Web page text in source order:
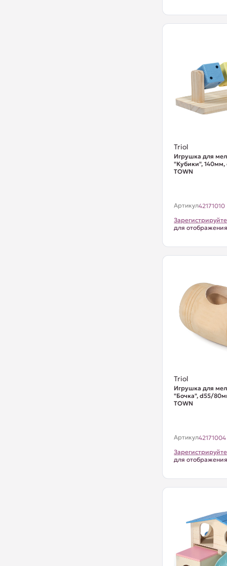
Triol
Игрушка для
"Кубики", 140мм,
TOWN
Артикул42171010
для
Triol
Игрушка для
"Бочка", d55/
TOWN
Артикул42171004
для